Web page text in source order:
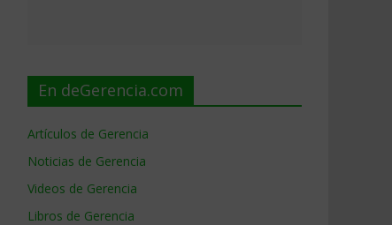
En deGerencia.com
Artículos de Gerencia
Noticias de Gerencia
Videos de Gerencia
Libros de Gerencia